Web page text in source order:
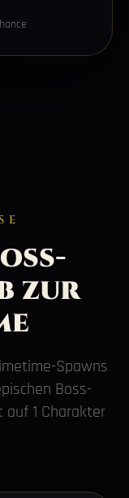
zur
Spawns
Boss-
auf 1 Charakter